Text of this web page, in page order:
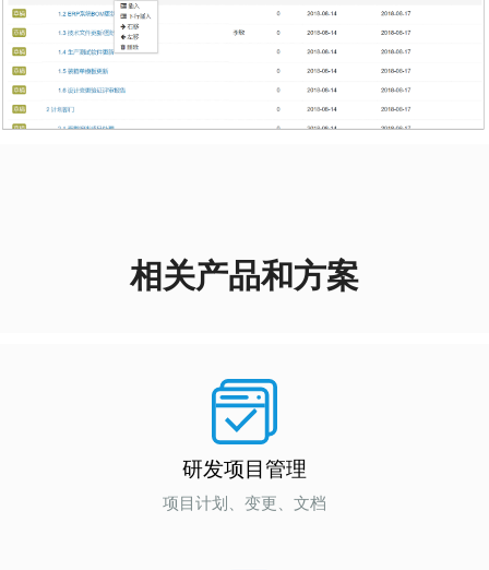
相关产品和方案
研发项目管理
项目计划、变更、文档